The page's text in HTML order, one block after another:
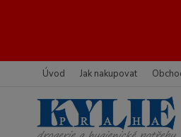
Úvod Jak nakupovat